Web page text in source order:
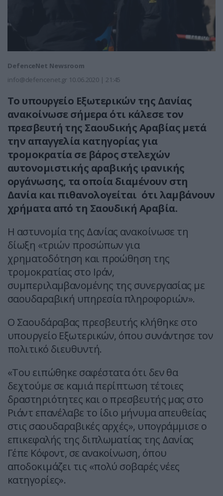
DefenceNet Newsroom
info@defencenet.gr 10.06.2020 | 21:45
Το υπουργείο Εξωτερικών της Δανίας
ανακοίνωσε σήμερα ότι κάλεσε τον
πρεσβευτή της Σαουδικής Αραβίας μετά
την απαγγελία κατηγορίας για
τρομοκρατία σε βάρος στελεχών
αυτονομιστικής αραβικής ιρανικής
οργάνωσης, τα οποία διαμένουν στη
Δανία και πιθανολογείται ότι λαμβάνουν
χρήματα από τη Σαουδική Αραβία.
Η αστυνομία της Δανίας ανακοίνωσε τη
δίωξη «τριών προσώπων για
χρηματοδότηση και προώθηση της
τρομοκρατίας στο Ιράν,
συμπεριλαμβανομένης της συνεργασίας με
σαουδαραβική υπηρεσία πληροφοριών».
Ο Σαουδάραβας πρεσβευτής κλήθηκε στο
υπουργείο Εξωτερικών, όπου συνάντησε τον
πολιτικό διευθυντή.
«Του ειπώθηκε σαφέστατα ότι δεν θα
δεχτούμε σε καμιά περίπτωση τέτοιες
δραστηριότητες και ο πρεσβευτής μας στο
Ριάντ επανέλαβε το ίδιο μήνυμα απευθείας
στις σαουδαραβικές αρχές», υπογράμμισε ο
επικεφαλής της διπλωματίας της Δανίας
Γέπε Κόφοντ, σε ανακοίνωση, όπου
αποδοκιμάζει τις «πολύ σοβαρές νέες
κατηγορίες».